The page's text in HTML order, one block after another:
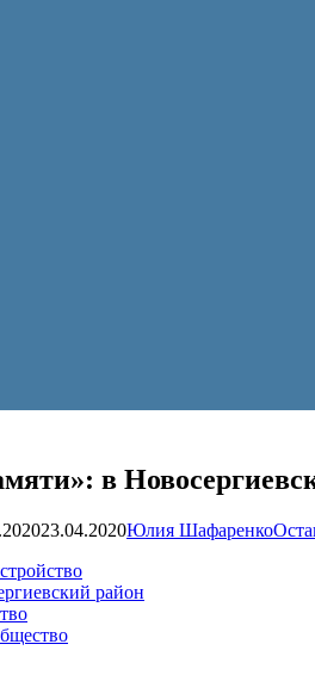
в
23.04.2020Юлия Шафаренко
район